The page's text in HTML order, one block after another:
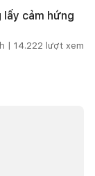
lấy cảm hứng
| 14.222 lượt xem